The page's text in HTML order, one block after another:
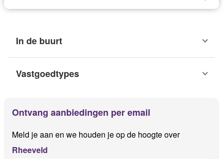
In de buurt
Vastgoedtypes
Ontvang aanbiedingen per email
Meld je aan en we houden je op de hoogte over
Rheeveld